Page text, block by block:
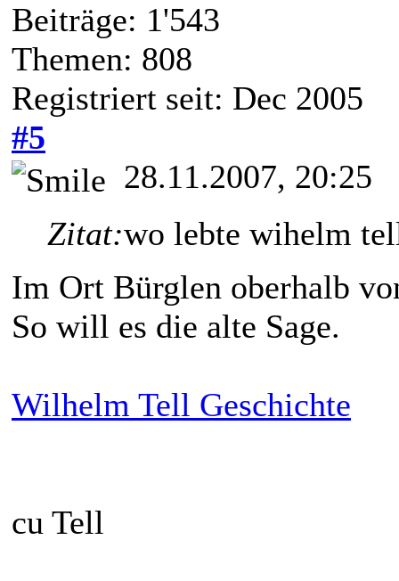
Beiträge: 1'543
Themen: 808
Registriert seit: Dec 2005
#5
28.11.2007, 20:25
Zitat:wo lebte wihelm
Im Ort Bürglen oberhalb
So will es die alte Sage.
Wilhelm Tell Geschichte
cu Tell